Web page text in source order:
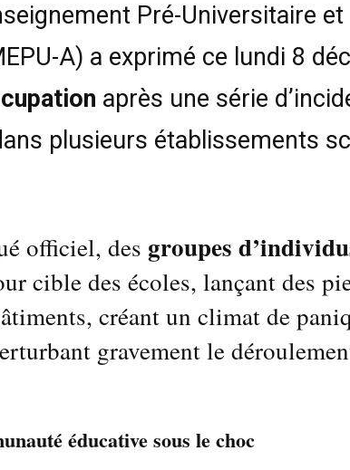
Pré-Universitaire et
A) a exprimé ce lundi 8
après une série
plusieurs établissements
officiel, des groupes
cible des écoles, lançant des
créant un climat de
gravement le
éducative sous le choc